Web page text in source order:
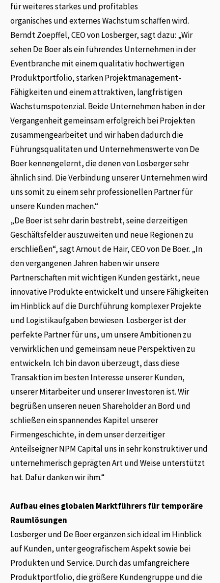
für weiteres starkes und profitables
organisches und externes Wachstum schaffen wird.
Berndt Zoepffel, CEO von Losberger, sagt dazu: „Wir
sehen De Boer als ein führendes Unternehmen in der
Eventbranche mit einem qualitativ hochwertigen
Produktportfolio, starken Projektmanagement-
Fähigkeiten und einem attraktiven, langfristigen
Wachstumspotenzial. Beide Unternehmen haben in der
Vergangenheit gemeinsam erfolgreich bei Projekten
zusammengearbeitet und wir haben dadurch die
Führungsqualitäten und Unternehmenswerte von De
Boer kennengelernt, die denen von Losberger sehr
ähnlich sind. Die Verbindung unserer Unternehmen wird
uns somit zu einem sehr professionellen Partner für
unsere Kunden machen.“
„De Boer ist sehr darin bestrebt, seine derzeitigen
Geschäftsfelder auszuweiten und neue Regionen zu
erschließen“, sagt Arnout de Hair, CEO von De Boer. „In
den vergangenen Jahren haben wir unsere
Partnerschaften mit wichtigen Kunden gestärkt, neue
innovative Produkte entwickelt und unsere Fähigkeiten
im Hinblick auf die Durchführung komplexer Projekte
und Logistikaufgaben bewiesen. Losberger ist der
perfekte Partner für uns, um unsere Ambitionen zu
verwirklichen und gemeinsam neue Perspektiven zu
entwickeln. Ich bin davon überzeugt, dass diese
Transaktion im besten Interesse unserer Kunden,
unserer Mitarbeiter und unserer Investoren ist. Wir
begrüßen unseren neuen Shareholder an Bord und
schließen ein spannendes Kapitel unserer
Firmengeschichte, in dem unser derzeitiger
Anteilseigner NPM Capital uns in sehr konstruktiver und
unternehmerisch geprägten Art und Weise unterstützt
hat. Dafür danken wir ihm.“
Aufbau eines globalen Marktführers für temporäre
Raumlösungen
Losberger und De Boer ergänzen sich ideal im Hinblick
auf Kunden, unter geografischem Aspekt sowie bei
Produkten und Service. Durch das umfangreichere
Produktportfolio, die größere Kundengruppe und die